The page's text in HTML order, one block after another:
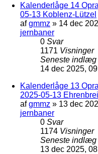
Kalenderlåge 14
05-13 Koblenz-Lützel
afgmmz » 14 dec
jernbaner
0 Svar
1171 Visninger
Seneste indlæg
14 dec 2025,
Kalenderlåge 13
2025-05-13
afgmmz » 13 dec
jernbaner
0 Svar
1174 Visninger
Seneste indlæg
13 dec 2025,